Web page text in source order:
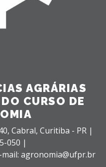
AGRÁRIAS
CURSO DE
Cabral, Curitiba - PR |
050 |
agronomia@ufpr.br